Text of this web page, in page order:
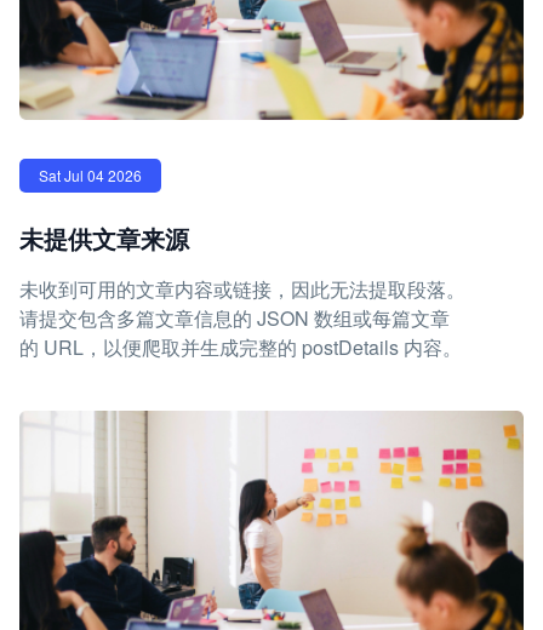
Sat Jul 04 2026
未提供文章来源
未收到可用的文章内容或链接，因此无法提取段落。
请提交包含多篇文章信息的 JSON 数组或每篇文章
的 URL，以便爬取并生成完整的 postDetails 内容。